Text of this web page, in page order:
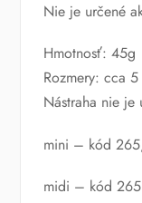
Nie je určené
Hmotnosť: 45g
Rozmery: cca
Nástraha nie je
mini – kód
midi – kód